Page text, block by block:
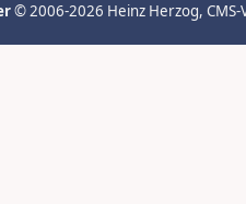
© 2006-2026 Heinz Herzog,